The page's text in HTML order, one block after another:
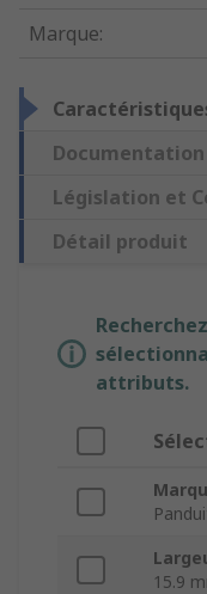
Marque:
Législation et
Détail produit
attributs.
15.9